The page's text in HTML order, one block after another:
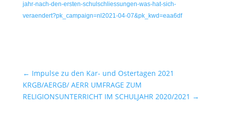
jahr-nach-den-ersten-schulschliessungen-was-hat-sich-
veraendert?pk_campaign=nl2021-04-07&pk_kwd=eaa6df
← Impulse zu den Kar- und Ostertagen 2021
KRGB/AERGB/ AERR UMFRAGE ZUM
RELIGIONSUNTERRICHT IM SCHULJAHR 2020/2021 →